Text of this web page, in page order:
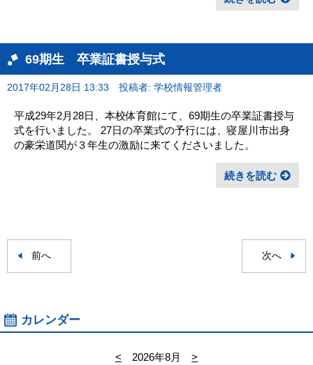
69期生 卒業証書授与式
2017年02月28日 13:33 投稿者: 学校情報管理者
平成29年2月28日、本校体育館にて、69期生の卒業証書授与
式を行いました。 27日の卒業式の予行には、寝屋川市出身
の豪栄道関が３年生の激励に来てくださいました。
続きを読む
前へ 次へ
カレンダー
< 2026年8月
>